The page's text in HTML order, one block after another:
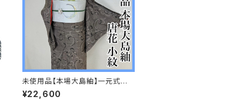
未使用品【本場大島紬】一元式
唐花 正絹 小紋 s632
¥22,600